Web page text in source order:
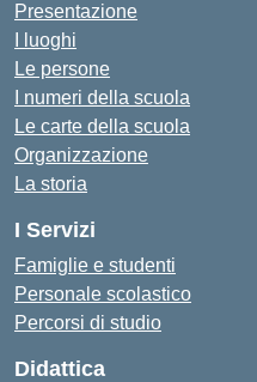
Presentazione
I luoghi
Le persone
I numeri della scuola
Le carte della scuola
Organizzazione
La storia
I Servizi
Famiglie e studenti
Personale scolastico
Percorsi di studio
Didattica